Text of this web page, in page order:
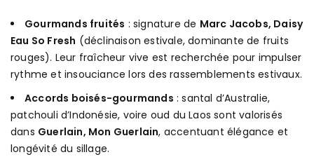
Gourmands fruités : signature de Marc Jacobs, Daisy
Eau So Fresh (déclinaison estivale, dominante de fruits
rouges). Leur fraîcheur vive est recherchée pour impulser
rythme et insouciance lors des rassemblements estivaux.
Accords boisés-gourmands : santal d’Australie,
patchouli d’Indonésie, voire oud du Laos sont valorisés
dans Guerlain, Mon Guerlain, accentuant élégance et
longévité du sillage.